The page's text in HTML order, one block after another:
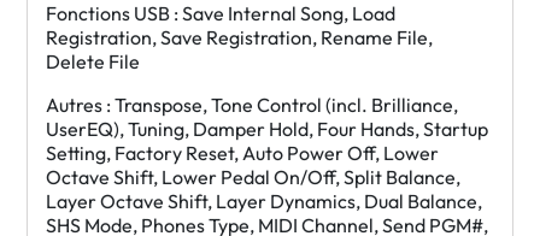
Fonctions USB : Save Internal Song, Load
Registration, Save Registration, Rename File,
Delete File
Autres : Transpose, Tone Control (incl. Brilliance,
UserEQ), Tuning, Damper Hold, Four Hands, Startup
Setting, Factory Reset, Auto Power Off, Lower
Octave Shift, Lower Pedal On/Off, Split Balance,
Layer Octave Shift, Layer Dynamics, Dual Balance,
SHS Mode, Phones Type, MIDI Channel, Send PGM#,